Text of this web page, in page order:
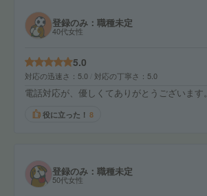
登録のみ：職種未定
40代女性
5.0
対応の迅速さ 5.0 対応の丁寧さ 5.0
電話対応が、優しくてありがとうございます。
役に立った！ 8
登録のみ：職種未定
50代女性